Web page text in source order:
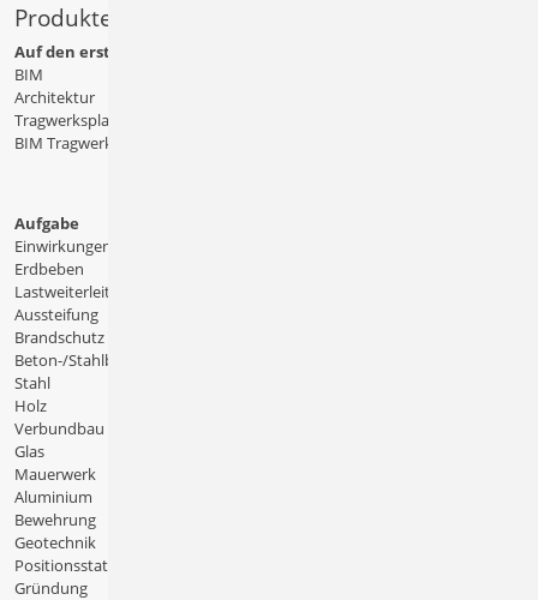
Produkte
Auf den ersten Blick
BIM
Architektur
Tragwerksplanung
BIM Tragwerksplanung
Aufgabe
Einwirkungen
Erdbeben
Lastweiterleitung
Aussteifung
Brandschutz
Beton-/Stahlbeton
Stahl
Holz
Verbundbau
Glas
Mauerwerk
Aluminium
Bewehrung
Geotechnik
Positionsstatik
Gründung